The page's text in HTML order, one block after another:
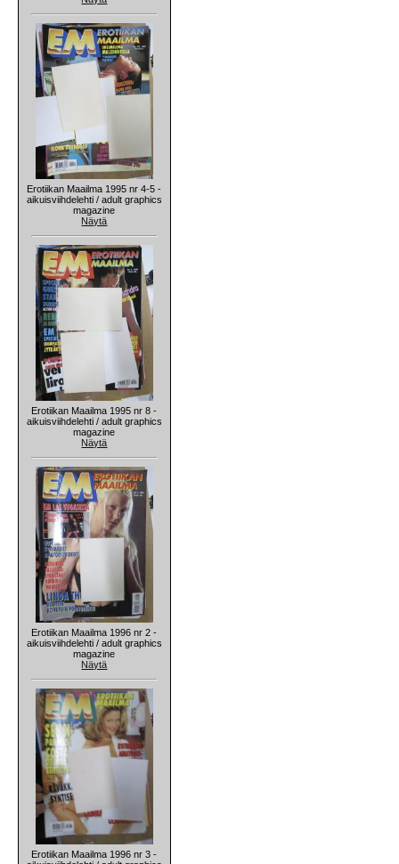
Erotiikan Maailma 1995 nr 4-5 -
aikuisviihdelehti / adult graphics
magazine
Näytä
Erotiikan Maailma 1995 nr 8 -
aikuisviihdelehti / adult graphics
magazine
Näytä
Erotiikan Maailma 1996 nr 2 -
aikuisviihdelehti / adult graphics
magazine
Näytä
Erotiikan Maailma 1996 nr 3 -